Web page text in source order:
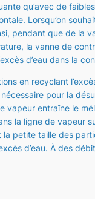
qu’avec de
Lorsqu’on
pendant que de la
la vanne de
d’eau dans la
en recyclant
pour la
entraîne le
la ligne de
petite taille des
d’eau. À des